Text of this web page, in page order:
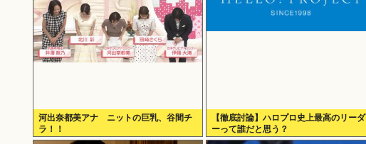
河出奈都美アナ ニットの巨乳、谷間チ
ラ！！
【徹底討論】ハロプロ史上最高のリーダ
ーって誰だと思う？